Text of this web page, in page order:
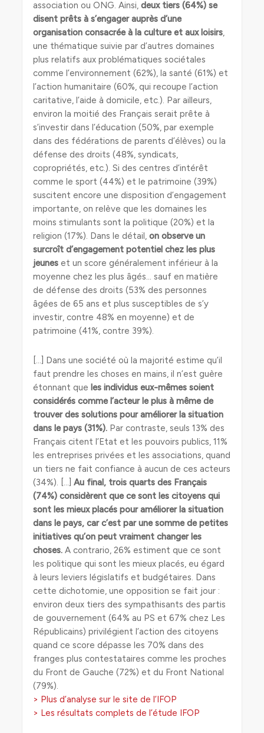
association ou ONG. Ainsi,deux tiers (64%) se
disent prêts à s’engager auprès d’une
organisation consacrée à la culture et aux loisirs,
une thématique suivie par d’autres domaines
plus relatifs aux problématiques sociétales
comme l’environnement (62%), la santé (61%) et
l’action humanitaire (60%, qui recoupe l’action
caritative, l’aide à domicile, etc.). Par ailleurs,
environ la moitié des Français serait prête à
s’investir dans l’éducation (50%, par exemple
dans des fédérations de parents d’élèves) ou la
défense des droits (48%, syndicats,
copropriétés, etc.). Si des centres d’intérêt
comme le sport (44%) et le patrimoine (39%)
suscitent encore une disposition d’engagement
importante, on relève que les domaines les
moins stimulants sont la politique (20%) et la
religion (17%). Dans le détail, on observe un
surcroît d’engagement potentiel chez les plus
jeunes et un score généralement inférieur à la
moyenne chez les plus âgés… sauf en matière
de défense des droits (53% des personnes
âgées de 65 ans et plus susceptibles de s’y
investir, contre 48% en moyenne) et de
patrimoine (41%, contre 39%).
[…] Dans une société où la majorité estime qu’il
faut prendre les choses en mains, il n’est guère
étonnant que les individus eux-mêmes soient
considérés comme l’acteur le plus à même de
trouver des solutions pour améliorer la situation
dans le pays (31%). Par contraste, seuls 13% des
Français citent l’Etat et les pouvoirs publics, 11%
les entreprises privées et les associations, quand
un tiers ne fait confiance à aucun de ces acteurs
(34%). […]Au final, trois quarts des Français
(74%) considèrent que ce sont les citoyens qui
sont les mieux placés pour améliorer la situation
dans le pays, car c’est par une somme de petites
initiatives qu’on peut vraiment changer les
choses. A contrario, 26% estiment que ce sont
les politique qui sont les mieux placés, eu égard
à leurs leviers législatifs et budgétaires. Dans
cette dichotomie, une opposition se fait jour :
environ deux tiers des sympathisants des partis
de gouvernement (64% au PS et 67% chez Les
Républicains) privilégient l’action des citoyens
quand ce score dépasse les 70% dans des
franges plus contestataires comme les proches
du Front de Gauche (72%) et du Front National
(79%).
> Plus d’analyse sur le site de l’IFOP
> Les résultats complets de l’étude IFOP